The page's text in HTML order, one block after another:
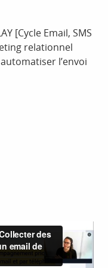
[Cycle Email, SMS
relationnel
l’envoi